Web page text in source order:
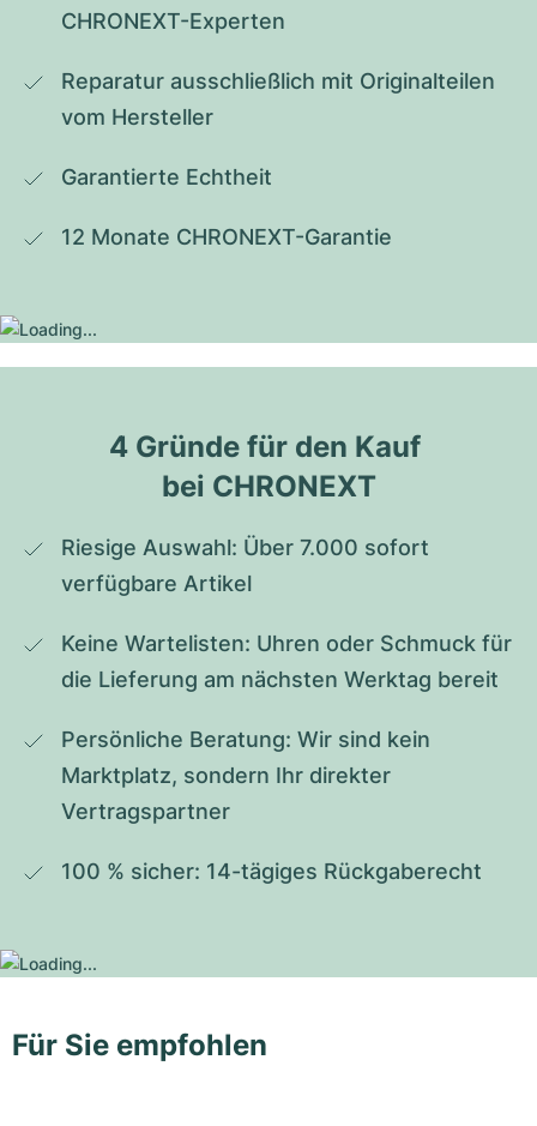
CHRONEXT-Experten
Reparatur ausschließlich mit Originalteilen
vom Hersteller
Garantierte Echtheit
12 Monate CHRONEXT-Garantie
4 Gründe für den Kauf
bei CHRONEXT
Riesige Auswahl: Über 7.000 sofort
verfügbare Artikel
Keine Wartelisten: Uhren oder Schmuck für
die Lieferung am nächsten Werktag bereit
Persönliche Beratung: Wir sind kein
Marktplatz, sondern Ihr direkter
Vertragspartner
100 % sicher: 14-tägiges Rückgaberecht
Für Sie empfohlen